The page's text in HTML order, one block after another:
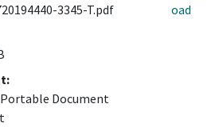
3345-T.pdf
Document
oad